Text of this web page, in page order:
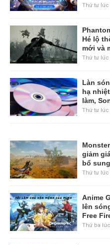
Thứ tư lúc
Hé lộ
mới và
Thứ tư lúc
Làn
hạ
làm,
Thứ tư lúc
giảm
bổ
Thứ tư lúc
Anime
lên
Free
Thứ ba